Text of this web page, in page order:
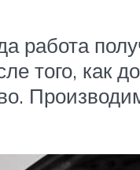
работа
того, как